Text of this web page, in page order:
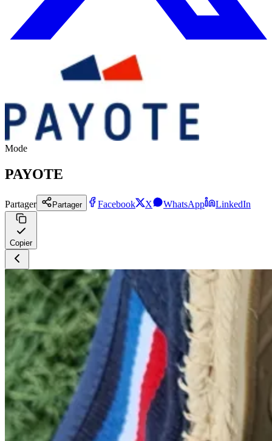
Mode
PAYOTE
Partager Partager Facebook X WhatsApp LinkedIn
Copier